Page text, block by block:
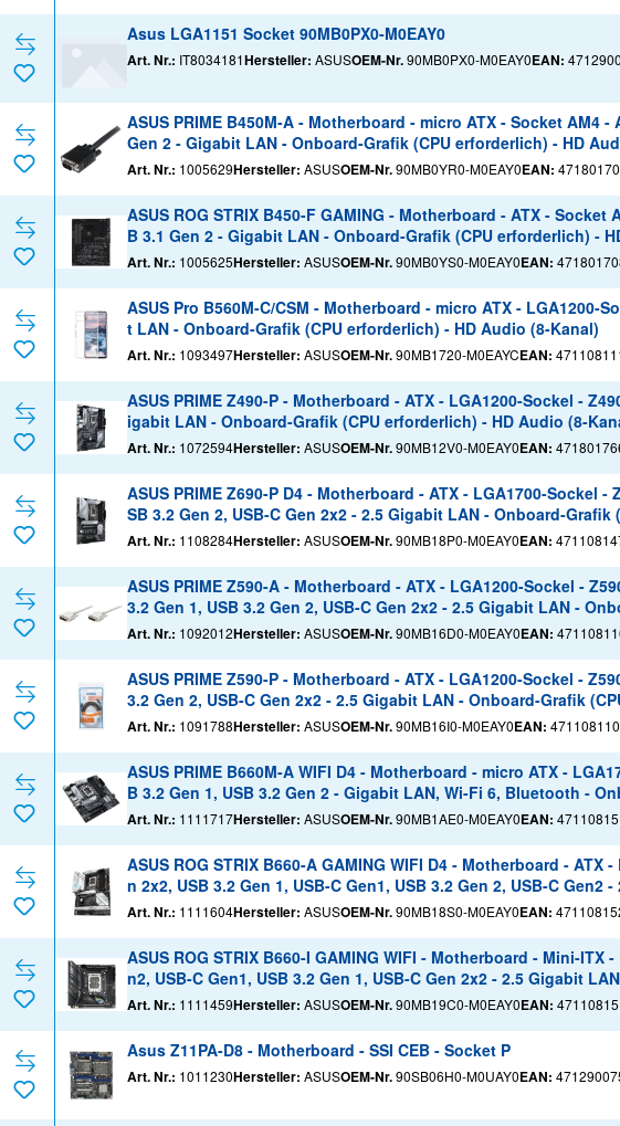
Asus LGA1151 Socket 90MB0PX0-M0EAY0
Art. Nr.: IT8034181Hersteller: ASUSOEM-Nr.90MB0PX0-M0EAY0EAN:
ASUS PRIME B450M-A - Motherboard - micro ATX - Socket AM4 -
Gen 2 - Gigabit LAN - Onboard-Grafik (CPU erforderlich) - HD
Art. Nr.: 1005629Hersteller: ASUSOEM-Nr.90MB0YR0-M0EAY0EAN:
ASUS ROG STRIX B450-F GAMING - Motherboard - ATX - Socket
B 3.1 Gen 2 - Gigabit LAN - Onboard-Grafik (CPU erforderlich) -
Art. Nr.: 1005625Hersteller: ASUSOEM-Nr.90MB0YS0-M0EAY0EAN:
ASUS Pro B560M-C/CSM - Motherboard - micro ATX - LGA1200-
t LAN - Onboard-Grafik (CPU erforderlich) - HD Audio (8-Kanal)
Art. Nr.: 1093497Hersteller: ASUSOEM-Nr.90MB1720-M0EAYCEAN:
ASUS PRIME Z490-P - Motherboard - ATX - LGA1200-Sockel -
igabit LAN - Onboard-Grafik (CPU erforderlich) - HD Audio (8-
Art. Nr.: 1072594Hersteller: ASUSOEM-Nr.90MB12V0-M0EAY0EAN:
ASUS PRIME Z690-P D4 - Motherboard - ATX - LGA1700-Sockel -
SB 3.2 Gen 2, USB-C Gen 2x2 - 2.5 Gigabit LAN - Onboard-
Art. Nr.: 1108284Hersteller: ASUSOEM-Nr.90MB18P0-M0EAY0EAN:
ASUS PRIME Z590-A - Motherboard - ATX - LGA1200-Sockel -
3.2 Gen 1, USB 3.2 Gen 2, USB-C Gen 2x2 - 2.5 Gigabit LAN -
anal)
Art. Nr.: 1092012Hersteller: ASUSOEM-Nr.90MB16D0-M0EAY0EAN:
ASUS PRIME Z590-P - Motherboard - ATX - LGA1200-Sockel -
3.2 Gen 2, USB-C Gen 2x2 - 2.5 Gigabit LAN - Onboard-Grafik
Art. Nr.: 1091788Hersteller: ASUSOEM-Nr.90MB16I0-M0EAY0EAN:
ASUS PRIME B660M-A WIFI D4 - Motherboard - micro ATX -
B 3.2 Gen 1, USB 3.2 Gen 2 - Gigabit LAN, Wi-Fi 6, Bluetooth -
Kanal)
Art. Nr.: 1111717Hersteller: ASUSOEM-Nr.90MB1AE0-M0EAY0EAN:
ASUS ROG STRIX B660-A GAMING WIFI D4 - Motherboard - ATX
n 2x2, USB 3.2 Gen 1, USB-C Gen1, USB 3.2 Gen 2, USB-C
-Grafik (CPU erforderlich) - HD Audio (8-Kanal)
Art. Nr.: 1111604Hersteller: ASUSOEM-Nr.90MB18S0-M0EAY0EAN:
ASUS ROG STRIX B660-I GAMING WIFI - Motherboard - Mini-ITX
n2, USB-C Gen1, USB 3.2 Gen 1, USB-C Gen 2x2 - 2.5 Gigabit
orderlich) - HD Audio (8-Kanal)
Art. Nr.: 1111459Hersteller: ASUSOEM-Nr.90MB19C0-M0EAY0EAN:
Asus Z11PA-D8 - Motherboard - SSI CEB - Socket P
Art. Nr.: 1011230Hersteller: ASUSOEM-Nr.90SB06H0-M0UAY0EAN: